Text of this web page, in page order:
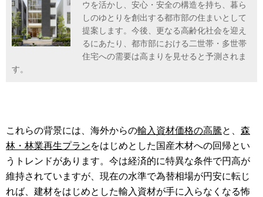
ウを活かし、安心・安全の構造を持ち、暮ら
しのゆとりを創出する都市部の住まいとして
提案します。今後、更なる高齢化社会を迎え
るにあたり、都市部における二世帯・多世帯
住宅への需要は高まりを見せると予測されま
す。
これらの背景には、海外からの輸入資材価格の高騰と、 森
林・林業再生プランをはじめとした国産木材への回帰とい
うトレンドがあります。今は経済的に特異な条件で円高が
維持されていますが、現在の水準で為替相場が円安に転じ
れば、建材をはじめとした輸入資材が手に入らなくなる怖